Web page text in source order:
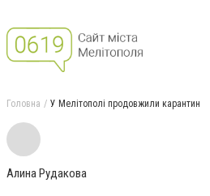
Головна У Мелітополі продовжили карантин
Алина Рудакова